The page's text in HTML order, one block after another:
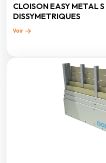
CLOISON EASY METAL
DISSYMETRIQUES
Voir